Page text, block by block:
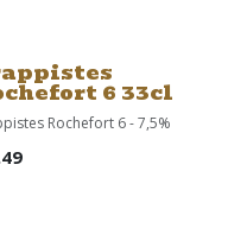
6 33cl
Rochefort 6 - 7,5%